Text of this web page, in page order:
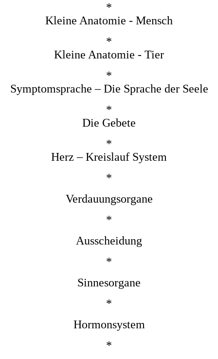
*
Kleine Anatomie - Mensch
*
Kleine Anatomie - Tier
*
Symptomsprache – Die Sprache der Seele
*
Die Gebete
*
Herz – Kreislauf System
*
Verdauungsorgane
*
Ausscheidung
*
Sinnesorgane
*
Hormonsystem
*